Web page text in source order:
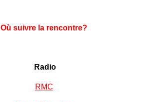
Où suivre la rencontre?
Radio
RMC